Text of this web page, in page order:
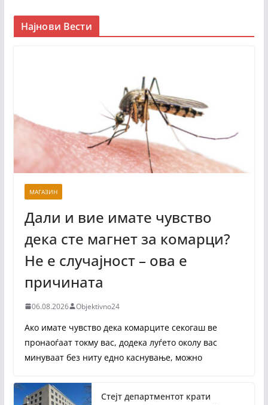
Најнови Вести
МАГАЗИН
Дали и вие имате чувство
дека сте магнет за комарци?
Не е случајност – ова е
причината
06.08.2026 Objektivno24
Ако имате чувство дека комарците секогаш ве
пронаоѓаат токму вас, додека луѓето околу вас
минуваат без ниту едно каснување, можно
Стејт департментот крати